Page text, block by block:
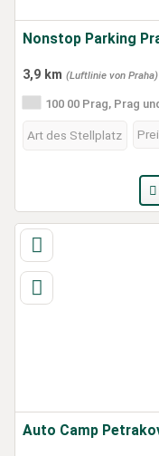
Nonstop Parking
3,9 km (Luftlinie von Praha)
100 00 Prag, Prag
Art des Stellplatz
Auto Camp